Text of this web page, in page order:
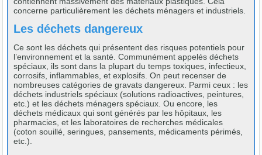
concerne particulièrement les déchets ménagers et industriels.
Les déchets dangereux
Ce sont les déchets qui présentent des risques potentiels pour
l’environnement et la santé. Communément appelés déchets
spéciaux, ils sont dans la plupart du temps toxiques, infectieux,
corrosifs, inflammables, et explosifs. On peut recenser de
nombreuses catégories de gravats dangereux. Parmi ceux : les
déchets industriels spéciaux (solutions radioactives, peintures,
etc.) et les déchets ménagers spéciaux. Ou encore, les
déchets médicaux qui sont générés par les hôpitaux, les
pharmacies, et les laboratoires de recherches médicales
(coton souillé, seringues, pansements, médicaments périmés,
etc.).